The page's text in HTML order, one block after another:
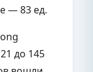
— 83 ед.
до 145